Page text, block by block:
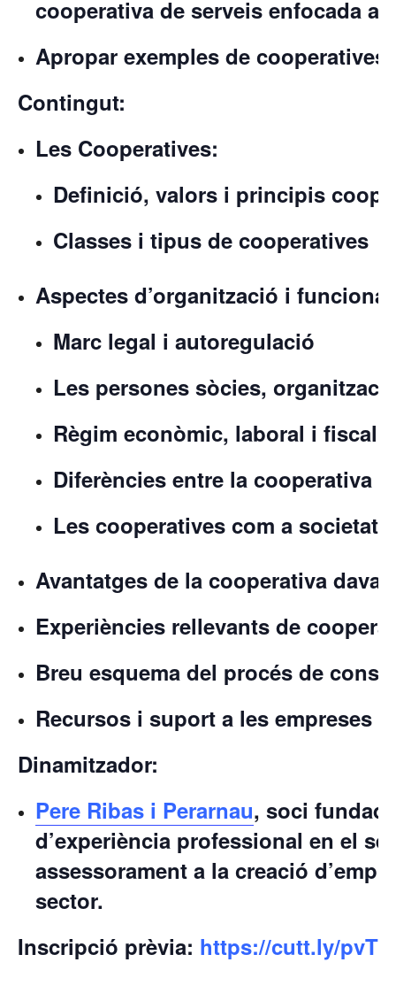
cooperativa de serveis enfocada a
Apropar exemples de
Contingut:
Les Cooperatives:
Definició, valors i principis
Classes i tipus de cooperatives
Aspectes d’organització i
Marc legal i autoregulació
Les persones sòcies,
Règim econòmic, laboral i fiscal
Diferències entre la cooperativa
Les cooperatives com a
Avantatges de la cooperativa
Experiències rellevants de
Breu esquema del procés de
Recursos i suport a les empreses
Dinamitzador:
Pere Ribas i Perarnau, soci
d’experiència professional en el
assessorament a la creació
sector.
Inscripció prèvia: https://cutt.ly/